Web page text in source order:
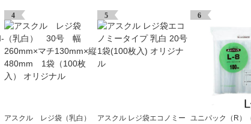
4
アスクル レジ袋（乳白）
5
アスクル レジ袋エコノミー
6
ユニパック（R）